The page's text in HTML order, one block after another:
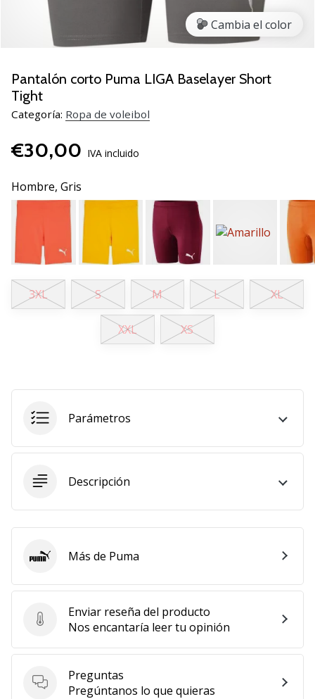
voleibol
Regalos
Navidad
para
jugadores
de
¡Nuestros
te
ayudarán
regalo
perfecto!
Encuentra…
¡Conviértete
en
embajador
Weplayvolleyball!
consideras
jugón?
¡Te
en
equipo!
Mostrar
los
Cambia el color
Pantalón corto Puma LIGA Baselayer Short
Tight
Categoría: Ropa de voleibol
€30,00 IVA incluido
Hombre, Gris
3XL S M L XL
XXL XS
Parámetros
Descripción
Enviar reseña del producto
Enviar reseña del producto
Nos encantaría leer tu opinión
Preguntas
Preguntas
Pregúntanos lo que quieras
PumaMás de Puma